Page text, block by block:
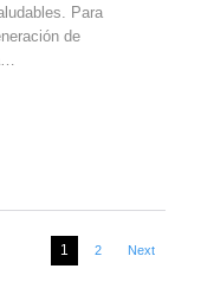
Para
de
1 2 Next